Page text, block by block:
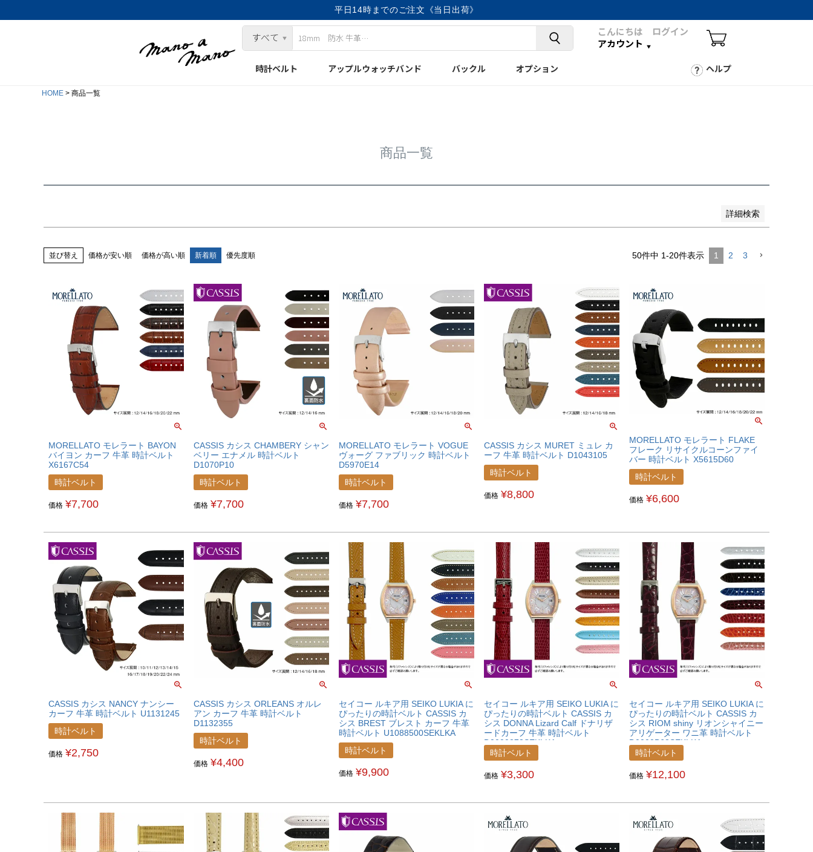
平日14時までのご注文《当日出荷》
こんにちは ログイン
アカウント
時計ベルト アップルウォッチバンド バックル オプション ヘルプ
HOME 商品一覧
商品一覧
詳細検索
在庫なし商品を表示しない
並び替え 価格が安い順 価格が高い順 新着順 優先度順 50件中 1-20件表示 1 2 3
MORELLATO モレラート BAYON
バイヨン カーフ 牛革 時計ベルト
X6167C54
時計ベルト
価格 ¥7,700
CASSIS カシス CHAMBERY シャン
ベリー エナメル 時計ベルト
D1070P10
時計ベルト
価格 ¥7,700
MORELLATO モレラート VOGUE
ヴォーグ ファブリック 時計ベルト
D5970E14
時計ベルト
価格 ¥7,700
CASSIS カシス MURET ミュレ カ
ーフ 牛革 時計ベルト D1043105
時計ベルト
価格 ¥8,800
MORELLATO モレラート FLAKE
フレーク リサイクルコーンファイ
バー 時計ベルト X5615D60
時計ベルト
価格 ¥6,600
CASSIS カシス NANCY ナンシー
カーフ 牛革 時計ベルト U1131245
時計ベルト
価格 ¥2,750
CASSIS カシス ORLEANS オルレ
アン カーフ 牛革 時計ベルト
D1132355
時計ベルト
価格 ¥4,400
セイコー ルキア用 SEIKO LUKIA に
ぴったりの時計ベルト CASSIS カ
シス BREST ブレスト カーフ 牛革
時計ベルト U1088500SEKLKA
時計ベルト
価格 ¥9,900
セイコー ルキア用 SEIKO LUKIA に
ぴったりの時計ベルト CASSIS カ
シス DONNA Lizard Calf ドナリザ
ードカーフ 牛革 時計ベルト
D0000273SEKLKA
時計ベルト
価格 ¥3,300
セイコー ルキア用 SEIKO LUKIA に
ぴったりの時計ベルト CASSIS カ
シス RIOM shiny リオンシャイニー
アリゲーター ワニ革 時計ベルト
D0000B68SEKLKA
時計ベルト
価格 ¥12,100